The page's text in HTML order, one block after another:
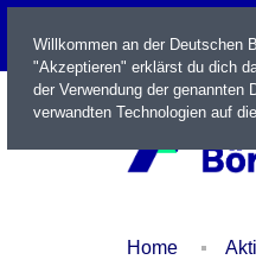
Home
Willkommen an der Deutschen
"Akzeptieren" erklärst du dich
der Verwendung der genannten
verwandten Technologien auf